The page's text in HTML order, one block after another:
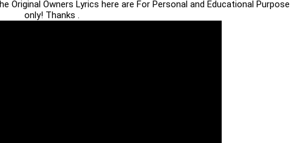
Original Owners Lyrics here are For Personal and Educational Purpose
only! Thanks .